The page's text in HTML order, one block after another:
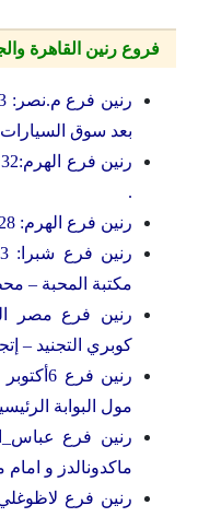
فروع رنين القاهرة
بعد سوق
.
رنين فرع الهرم: 128 شارع الهرم – محطة الكوم الاخضر.
مكتبة المحبة –
كوبري التجنيد –
مول البوابة
ماكدونالدز و